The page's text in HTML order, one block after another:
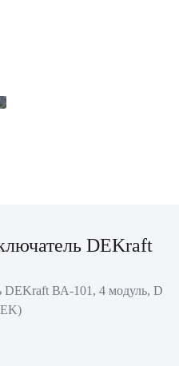
DEKraft
DEKraft ВА-101, 4 модуль, D